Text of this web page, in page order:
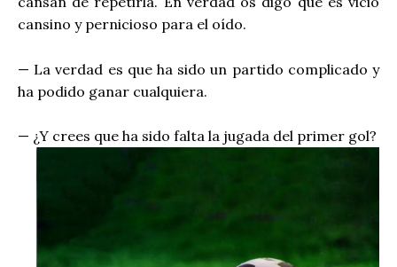
cansino y pernicioso para el oído.
— La verdad es que ha sido un partido complicado y
ha podido ganar cualquiera.
— ¿Y crees que ha sido falta la jugada del primer gol?